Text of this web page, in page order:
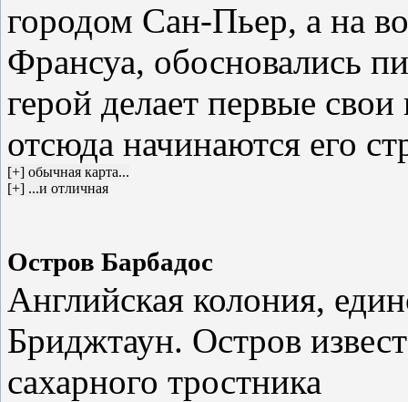
городом Сан-Пьер, а на
Франсуа, обосновались
герой делает первые
отсюда начинаются его
Остров Барбадос
Английская колония,
Бриджтаун. Остров
сахарного тростника